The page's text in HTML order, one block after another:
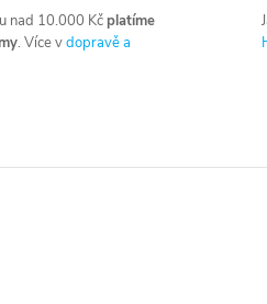
nad 10.000 Kčplatíme
. Více vdopravě a